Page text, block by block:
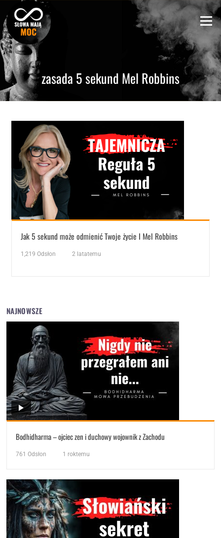
content
Menu
zasada 5 sekund Mel Robbins
Jak 5 sekund może odmienić Twoje życie I Mel Robbins
1,219 Odsłon 2 latatemu
NAJNOWSZE
Bodhidharma – ojciec zen i duchowy wojownik z Zachodu
761 Odsłon 1 roktemu